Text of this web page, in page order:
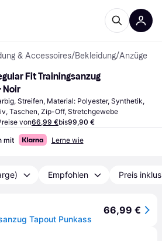
& Accessoires/Bekleidung/Anzüge
Fit Trainingsanzug
Noir
Streifen, Material: Polyester, Synthetik,
Taschen, Zip-Off, Stretchgewebe
von66,99 €bis99,90 €
mit Lerne wie
Empfohlen Preis
Tapout Punkass
66,99 €